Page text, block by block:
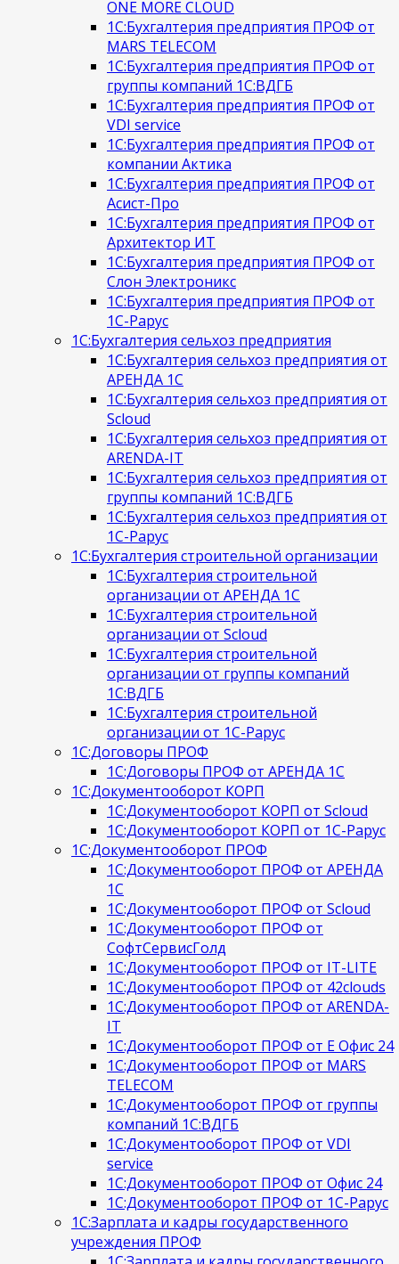
ONE MORE CLOUD
1С:Бухгалтерия предприятия ПРОФ от
MARS TELECOM
1С:Бухгалтерия предприятия ПРОФ от
группы компаний 1С:ВДГБ
1С:Бухгалтерия предприятия ПРОФ от
VDI service
1С:Бухгалтерия предприятия ПРОФ от
компании Актика
1С:Бухгалтерия предприятия ПРОФ от
Асист-Про
1С:Бухгалтерия предприятия ПРОФ от
Архитектор ИТ
1С:Бухгалтерия предприятия ПРОФ от
Слон Электроникс
1С:Бухгалтерия предприятия ПРОФ от
1С-Рарус
1С:Бухгалтерия сельхоз предприятия
1С:Бухгалтерия сельхоз предприятия от
АРЕНДА 1С
1С:Бухгалтерия сельхоз предприятия от
Scloud
1С:Бухгалтерия сельхоз предприятия от
ARENDA-IT
1С:Бухгалтерия сельхоз предприятия от
группы компаний 1С:ВДГБ
1С:Бухгалтерия сельхоз предприятия от
1С-Рарус
1С:Бухгалтерия строительной организации
1С:Бухгалтерия строительной
организации от АРЕНДА 1С
1С:Бухгалтерия строительной
организации от Scloud
1С:Бухгалтерия строительной
организации от группы компаний
1С:ВДГБ
1С:Бухгалтерия строительной
организации от 1С-Рарус
1С:Договоры ПРОФ
1С:Договоры ПРОФ от АРЕНДА 1С
1С:Документооборот КОРП
1С:Документооборот КОРП от Scloud
1С:Документооборот КОРП от 1С-Рарус
1С:Документооборот ПРОФ
1С:Документооборот ПРОФ от АРЕНДА
1С
1С:Документооборот ПРОФ от Scloud
1С:Документооборот ПРОФ от
СофтСервисГолд
1С:Документооборот ПРОФ от IT-LITE
1С:Документооборот ПРОФ от 42clouds
1С:Документооборот ПРОФ от ARENDA-
IT
1С:Документооборот ПРОФ от Е Офис 24
1С:Документооборот ПРОФ от MARS
TELECOM
1С:Документооборот ПРОФ от группы
компаний 1С:ВДГБ
1С:Документооборот ПРОФ от VDI
service
1С:Документооборот ПРОФ от Офис 24
1С:Документооборот ПРОФ от 1С-Рарус
1С:Зарплата и кадры государственного
учреждения ПРОФ